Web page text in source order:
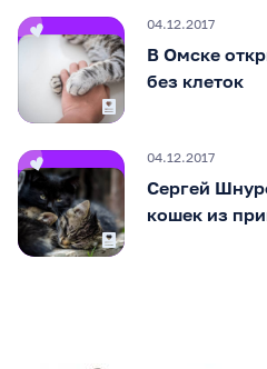
04.12.2017
В Омске
без клеток
04.12.2017
Сергей
кошек из